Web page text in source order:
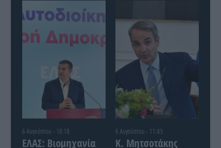
6 Αυγούστου - 18:18
ΕΛΑΣ: Βιομηχανία
6 Αυγούστου - 11:43
Κ. Μητσοτάκης